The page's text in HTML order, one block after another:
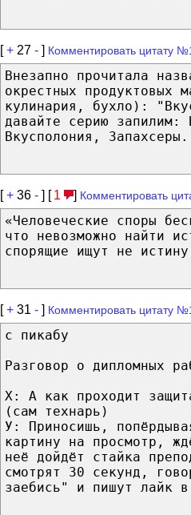
[+ 27 - ] Комментировать цитату
Внезапно прочитала
окрестных продуктовых
кулинария, бухло):
давайте серию запилим:
Вкусполония,
[+ 36 - ] [ 1 ] Комментировать
«Человеческие споры
что невозможно найти
спорящие ищут не
[+ 31 - ] Комментировать цитату
с пикабу
Разговор о дипломных
Х: А как проходит
(сам технарь)
У: Приносишь,
картину на просмотр,
неё дойдёт стайка
смотрят 30 секунд,
заебись" и пишут лайк